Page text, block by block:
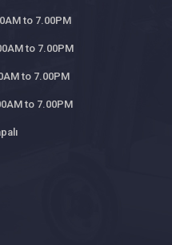
to 7.00PM
to 7.00PM
to 7.00PM
to 7.00PM